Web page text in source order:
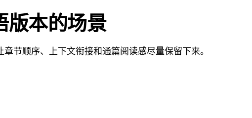
版本的场景
节顺序、上下文衔接和通篇阅读感尽量保留下来。